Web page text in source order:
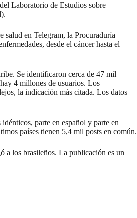
Laboratorio de Estudios sobre
salud en Telegram, la Procuraduría
desde el cáncer hasta el
Se identificaron cerca de 47 mil
4 millones de usuarios. Los
la indicación más citada. Los datos
parte en español y parte en
países tienen 5,4 mil posts en común.
a los brasileños. La publicación es un